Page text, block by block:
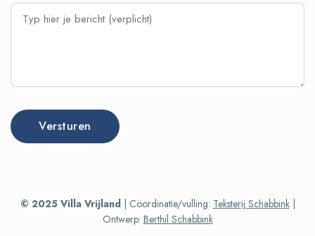
© 2025 Villa Vrijland| Cöordinatie/vulling: Teksterij Schabbink|
Ontwerp: Berthil Schabbink